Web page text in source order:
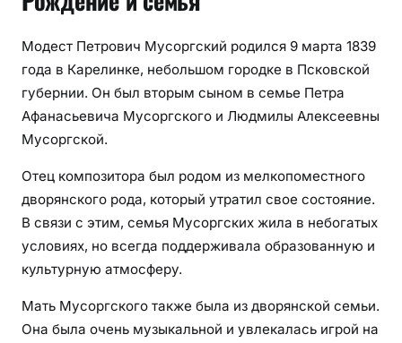
Модест Петрович Мусоргский родился 9 марта 1839
года в Карелинке, небольшом городке в Псковской
губернии. Он был вторым сыном в семье Петра
Афанасьевича Мусоргского и Людмилы Алексеевны
Мусоргской.
Отец композитора был родом из мелкопоместного
дворянского рода, который утратил свое состояние.
В связи с этим, семья Мусоргских жила в небогатых
условиях, но всегда поддерживала образованную и
культурную атмосферу.
Мать Мусоргского также была из дворянской семьи.
Она была очень музыкальной и увлекалась игрой на